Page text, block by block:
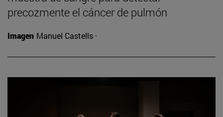
precozmente el cáncer de pulmón
Imagen Manuel Castells ·